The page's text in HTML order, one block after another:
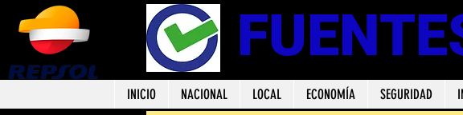
INICIO NACIONAL LOCAL ECONOMÍA SEGURIDAD